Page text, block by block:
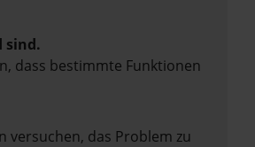
sind.
dass bestimmte Funktionen
versuchen, das Problem zu